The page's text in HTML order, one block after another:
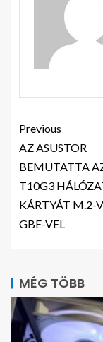
Previous
AZ ASUSTOR
BEMUTATTA
T10G3
KÁRTYÁT M.2-
GBE-VEL
MÉG TÖBB